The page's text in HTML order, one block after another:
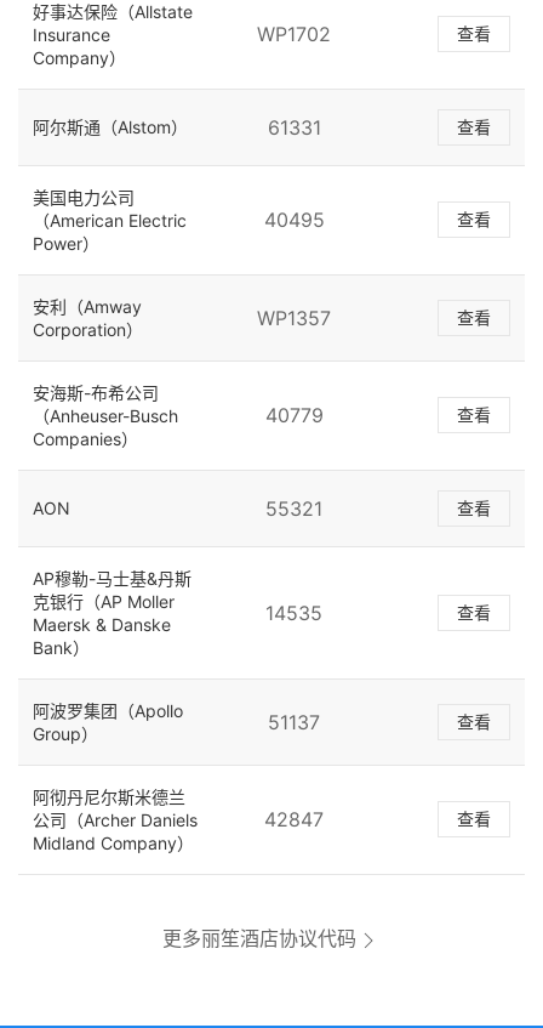
好事达保险（Allstate
Insurance
Company）
WP1702 查看
阿尔斯通（Alstom） 61331 查看
美国电力公司
（American Electric
Power）
40495 查看
安利（Amway
Corporation）
WP1357 查看
安海斯-布希公司
（Anheuser-Busch
Companies）
40779 查看
AON 55321 查看
AP穆勒-马士基&丹斯
克银行（AP Moller
Maersk & Danske
Bank）
14535 查看
阿波罗集团（Apollo
Group）
51137 查看
阿彻丹尼尔斯米德兰
公司（Archer Daniels
Midland Company）
42847 查看
更多丽笙酒店协议代码